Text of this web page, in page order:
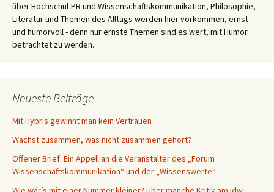
über Hochschul-PR und Wissenschaftskommunikation, Philosophie,
Literatur und Themen des Alltags werden hier vorkommen, ernst
und humorvoll - denn nur ernste Themen sind es wert, mit Humor
betrachtet zu werden.
Neueste Beiträge
Mit Hybris gewinnt man kein Vertrauen
Wächst zusammen, was nicht zusammen gehört?
Offener Brief: Ein Appell an die Veranstalter des „Forum
Wissenschaftskommunikation“ und der „Wissenswerte“